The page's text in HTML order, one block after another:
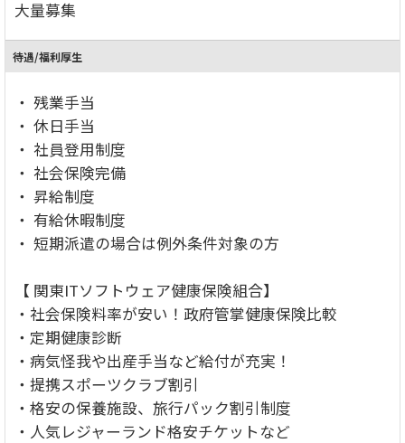
大量募集
待遇/福利厚生
・ 残業手当
・ 休日手当
・ 社員登用制度
・ 社会保険完備
・ 昇給制度
・ 有給休暇制度
・ 短期派遣の場合は例外条件対象の方
【 関東ITソフトウェア健康保険組合】
・社会保険料率が安い！政府管掌健康保険比較
・定期健康診断
・病気怪我や出産手当など給付が充実！
・提携スポーツクラブ割引
・格安の保養施設、旅行パック割引制度
・人気レジャーランド格安チケットなど